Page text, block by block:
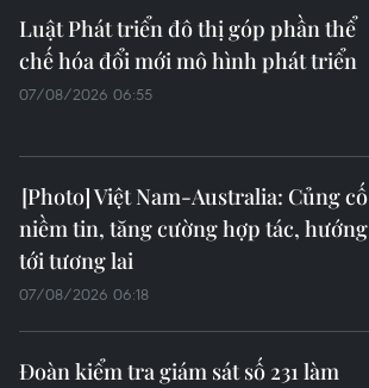
Luật Phát triển đô thị góp phần thể
chế hóa đổi mới mô hình phát triển
07/08/2026 06:55
Việt Nam-Australia: Củng cố
niềm tin, tăng cường hợp tác, hướng
tới tương lai
07/08/2026 06:18
Đoàn kiểm tra giám sát số 231 làm